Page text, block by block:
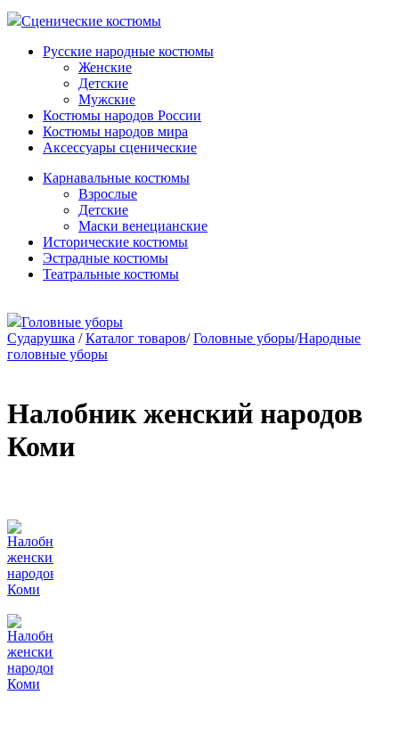
Сценические костюмы
Русские народные костюмы
Женские
Детские
Мужские
Костюмы народов России
Костюмы народов мира
Аксессуары сценические
Карнавальные костюмы
Взрослые
Детские
Маски венецианские
Исторические костюмы
Эстрадные костюмы
Театральные костюмы
Головные уборы
Сударушка / Каталог товаров/ Головные уборы/Народные
головные уборы
Налобник женский народов
Коми